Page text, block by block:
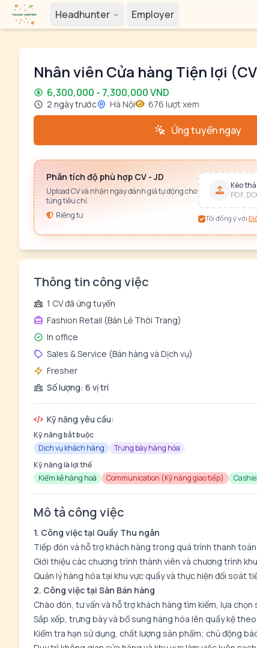
Headhunter Employer
Nhân viên Cửa hàng Tiện lợi
6,300,000 - 7,300,000 VND
2 ngày trước Hà Nội 676 lượt xem
Ứng tuyển ngay
Phân tích độ phù hợp CV - JD
Upload CV và nhận ngay đánh giá tự động cho
từng tiêu chí.
Riêng tư
Kéo
PDF,
Tôi đồng ý với
Thông tin công việc
1 CV đã ứng tuyển
Fashion Retail (Bán Lẻ Thời Trang)
In office
Sales & Service (Bán hàng và Dịch vụ)
Fresher
Số lượng: 6 vị trí
Kỹ năng yêu cầu:
Kỹ năng bắt buộc
Dịch vụ khách hàng
Trưng bày hàng hóa
Kỹ năng là lợi thế
Kiểm kê hàng hoá
Communication (Kỹ năng giao tiếp)
Mô tả công việc
1. Công việc tại Quầy Thu ngân
Tiếp đón và hỗ trợ khách hàng trong quá trình thanh
Giới thiệu các chương trình thành viên và chương trình
Quản lý hàng hóa tại khu vực quầy và thực hiện đối soát
2. Công việc tại Sàn Bán hàng
Chào đón, tư vấn và hỗ trợ khách hàng tìm kiếm, lựa chọn
Sắp xếp, trưng bày và bổ sung hàng hóa lên quầy kệ
Kiểm tra hạn sử dụng, chất lượng sản phẩm; chủ động